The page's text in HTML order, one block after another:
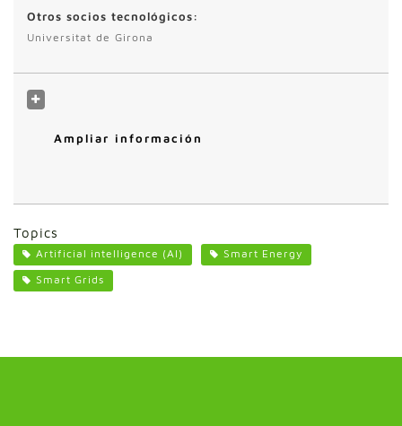
Otros socios tecnológicos:
Universitat de Girona
Ampliar información
Topics
Artificial intelligence (AI)
Smart Energy
Smart Grids